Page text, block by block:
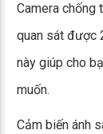
Camera chống
quan sát được
này giúp cho
muốn.
Cảm biến ánh